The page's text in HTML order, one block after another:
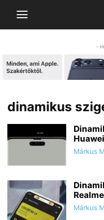
-
dinamikus
Márkus
Márkus